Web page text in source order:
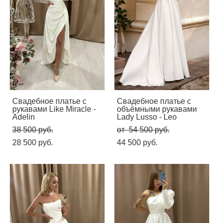
Свадебное платье с
рукавами Like Miracle -
Adelin
38 500 pуб.
28 500 pуб.
Свадебное платье с
объёмными рукавами
Lady Lusso - Leo
от 54 500 pуб.
44 500 pуб.